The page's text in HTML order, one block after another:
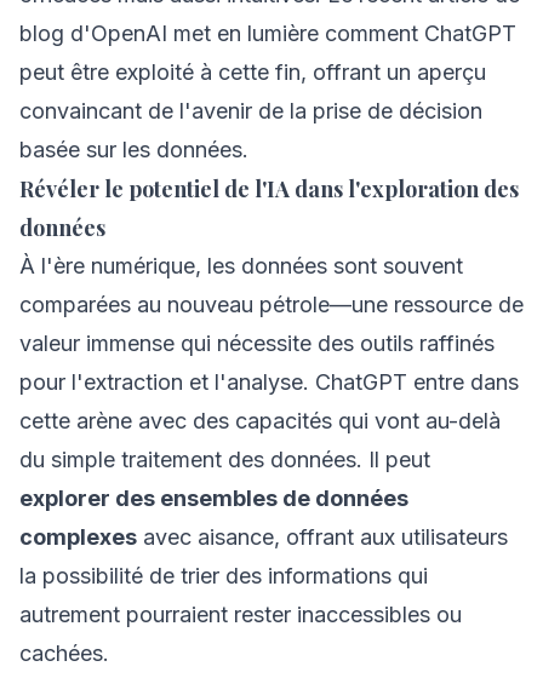
blog d'OpenAI met en lumière comment ChatGPT
peut être exploité à cette fin, offrant un aperçu
convaincant de l'avenir de la prise de décision
basée sur les données.
Révéler le potentiel de l'IA dans l'exploration des
données
À l'ère numérique, les données sont souvent
comparées au nouveau pétrole—une ressource de
valeur immense qui nécessite des outils raffinés
pour l'extraction et l'analyse. ChatGPT entre dans
cette arène avec des capacités qui vont au-delà
du simple traitement des données. Il peut
explorer des ensembles de données
complexes avec aisance, offrant aux utilisateurs
la possibilité de trier des informations qui
autrement pourraient rester inaccessibles ou
cachées.